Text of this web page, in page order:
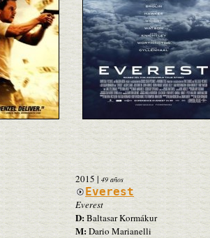
2015| 49 años
Everest
Everest
D:Baltasar Kormákur
M: Dario Marianelli